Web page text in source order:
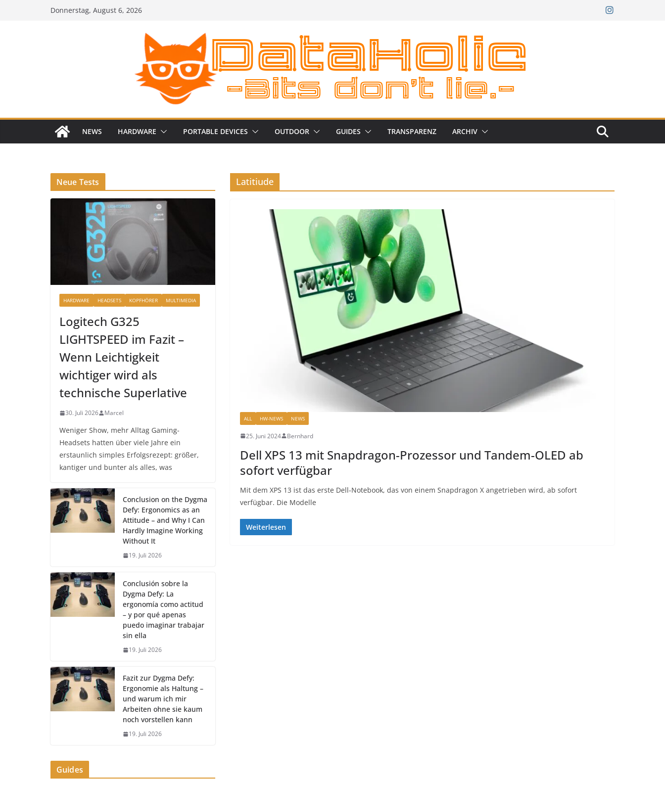
Donnerstag, August 6, 2026
NEWS HARDWARE PORTABLE DEVICES OUTDOOR GUIDES TRANSPARENZ ARCHIV
Latitiude
ALL HW-NEWS NEWS
25. Juni 2024 Bernhard
Dell XPS 13 mit Snapdragon-Prozessor und Tandem-OLED ab
sofort verfügbar
Mit dem XPS 13 ist das erste Dell-Notebook, das von einem Snapdragon X angetrieben wird, ab sofort
verfügbar. Die Modelle
Weiterlesen
Neue Tests
HARDWARE HEADSETS KOPFHÖRER MULTIMEDIA
Logitech G325
LIGHTSPEED im Fazit –
Wenn Leichtigkeit
wichtiger wird als
technische Superlative
30. Juli 2026 Marcel
Weniger Show, mehr Alltag Gaming-
Headsets hatten über viele Jahre ein
erstaunlich simples Erfolgsrezept: größer,
kantiger und bunter als alles, was
Conclusion on the Dygma
Defy: Ergonomics as an
Attitude – and Why I Can
Hardly Imagine Working
Without It
19. Juli 2026
Conclusión sobre la
Dygma Defy: La
ergonomía como actitud
– y por qué apenas
puedo imaginar trabajar
sin ella
19. Juli 2026
Fazit zur Dygma Defy:
Ergonomie als Haltung –
und warum ich mir
Arbeiten ohne sie kaum
noch vorstellen kann
19. Juli 2026
Guides